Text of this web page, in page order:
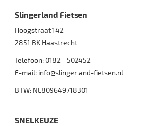
Slingerland Fietsen
Hoogstraat 142
2851 BK Haastrecht
Telefoon: 0182 - 502452
E-mail: info@slingerland-fietsen.nl
BTW: NL809649718B01
SNELKEUZE